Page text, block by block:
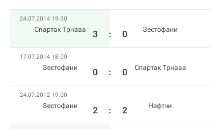
24.07.2014 19:30
Спартак Трнава 3 : 0 Зестофани
17.07.2014 18:00
Зестофани 0 : 0 Спартак Трнава
24.07.2012 19:00
Зестофани 2 : 2 Нефтчи